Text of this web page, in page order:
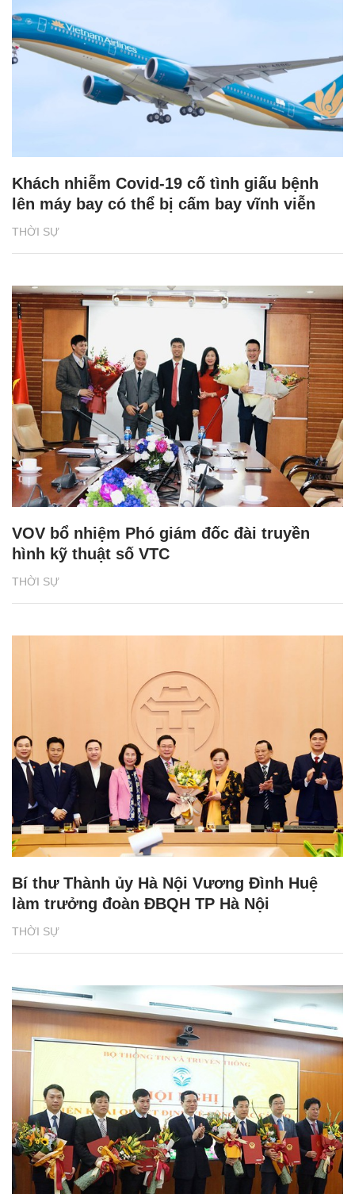
THỜI SỰ
Khách nhiễm Covid-19 cố tình giấu bệnh
lên máy bay có thể bị cấm bay vĩnh viễn
THỜI SỰ
VOV bổ nhiệm Phó giám đốc đài truyền
hình kỹ thuật số VTC
THỜI SỰ
Bí thư Thành ủy Hà Nội Vương Đình Huệ
làm trưởng đoàn ĐBQH TP Hà Nội